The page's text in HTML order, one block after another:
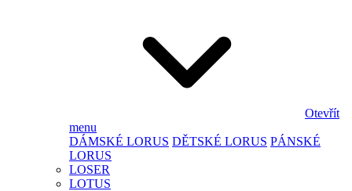
Otevřít
menu
DÁMSKÉ LORUS DĚTSKÉ LORUS PÁNSKÉ
LORUS
LOSER
LOTUS